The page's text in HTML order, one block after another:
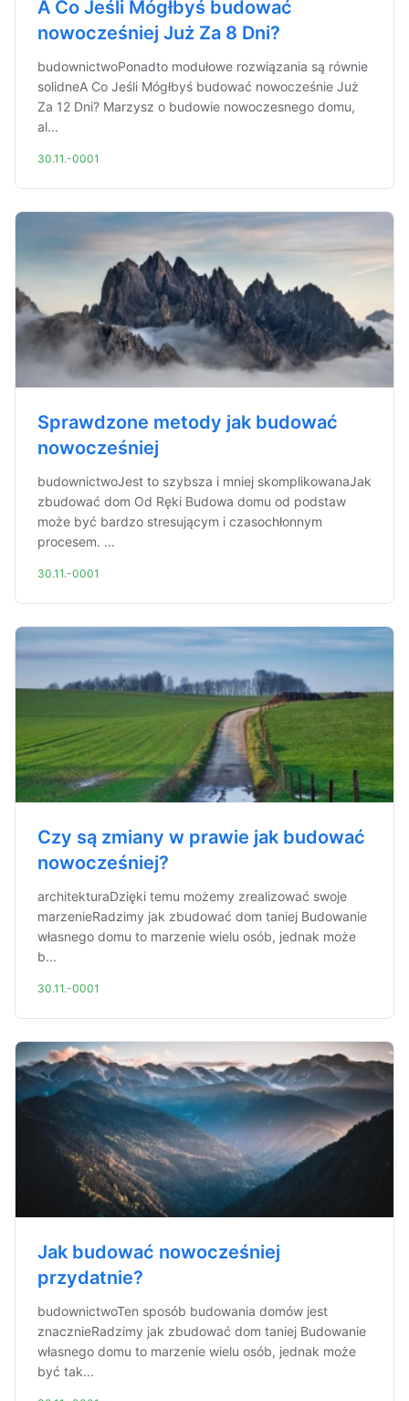
A Co Jeśli Mógłbyś budować
nowocześniej Już Za 8 Dni?
budownictwoPonadto modułowe rozwiązania są równie
solidneA Co Jeśli Mógłbyś budować nowocześnie Już
Za 12 Dni? Marzysz o budowie nowoczesnego domu,
al...
30.11.-0001
Sprawdzone metody jak budować
nowocześniej
budownictwoJest to szybsza i mniej skomplikowanaJak
zbudować dom Od Ręki Budowa domu od podstaw
może być bardzo stresującym i czasochłonnym
procesem. ...
30.11.-0001
Czy są zmiany w prawie jak budować
nowocześniej?
architekturaDzięki temu możemy zrealizować swoje
marzenieRadzimy jak zbudować dom taniej Budowanie
własnego domu to marzenie wielu osób, jednak może
b...
30.11.-0001
Jak budować nowocześniej
przydatnie?
budownictwoTen sposób budowania domów jest
znacznieRadzimy jak zbudować dom taniej Budowanie
własnego domu to marzenie wielu osób, jednak może
być tak...